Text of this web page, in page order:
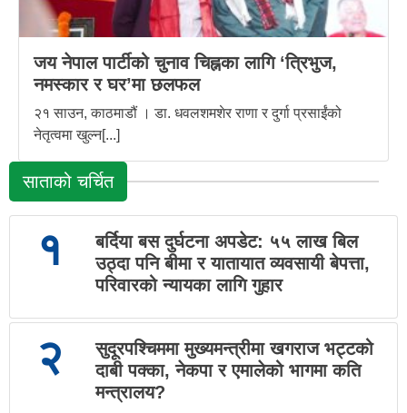
जय नेपाल पार्टीको चुनाव चिह्नका लागि ‘त्रिभुज,
नमस्कार र घर’मा छलफल
२१ साउन, काठमाडौं । डा. धवलशमशेर राणा र दुर्गा प्रसाईंको
नेतृत्वमा खुल्न[...]
साताको चर्चित
१
बर्दिया बस दुर्घटना अपडेट: ५५ लाख बिल
उठ्दा पनि बीमा र यातायात व्यवसायी बेपत्ता,
परिवारको न्यायका लागि गुहार
२
सुदूरपश्चिममा मुख्यमन्त्रीमा खगराज भट्टको
दाबी पक्का, नेकपा र एमालेको भागमा कति
मन्त्रालय?